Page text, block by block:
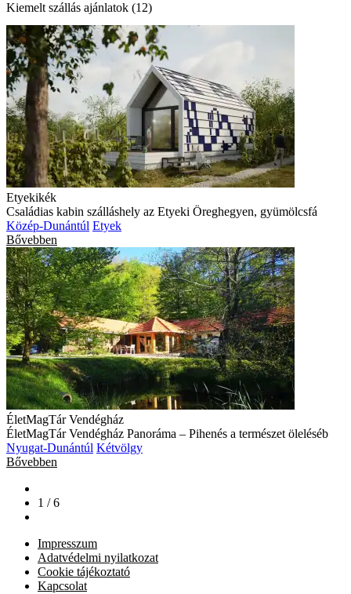
Kiemelt szállás ajánlatok (12)
Etyekikék
Családias kabin szálláshely az Etyeki Öreghegyen, gyümölcsfá
Közép-Dunántúl Etyek
Bővebben
ÉletMagTár Vendégház
ÉletMagTár Vendégház Panoráma – Pihenés a természet öleléséb
Nyugat-Dunántúl Kétvölgy
Bővebben
1 / 6
Impresszum
Adatvédelmi nyilatkozat
Cookie tájékoztató
Kapcsolat